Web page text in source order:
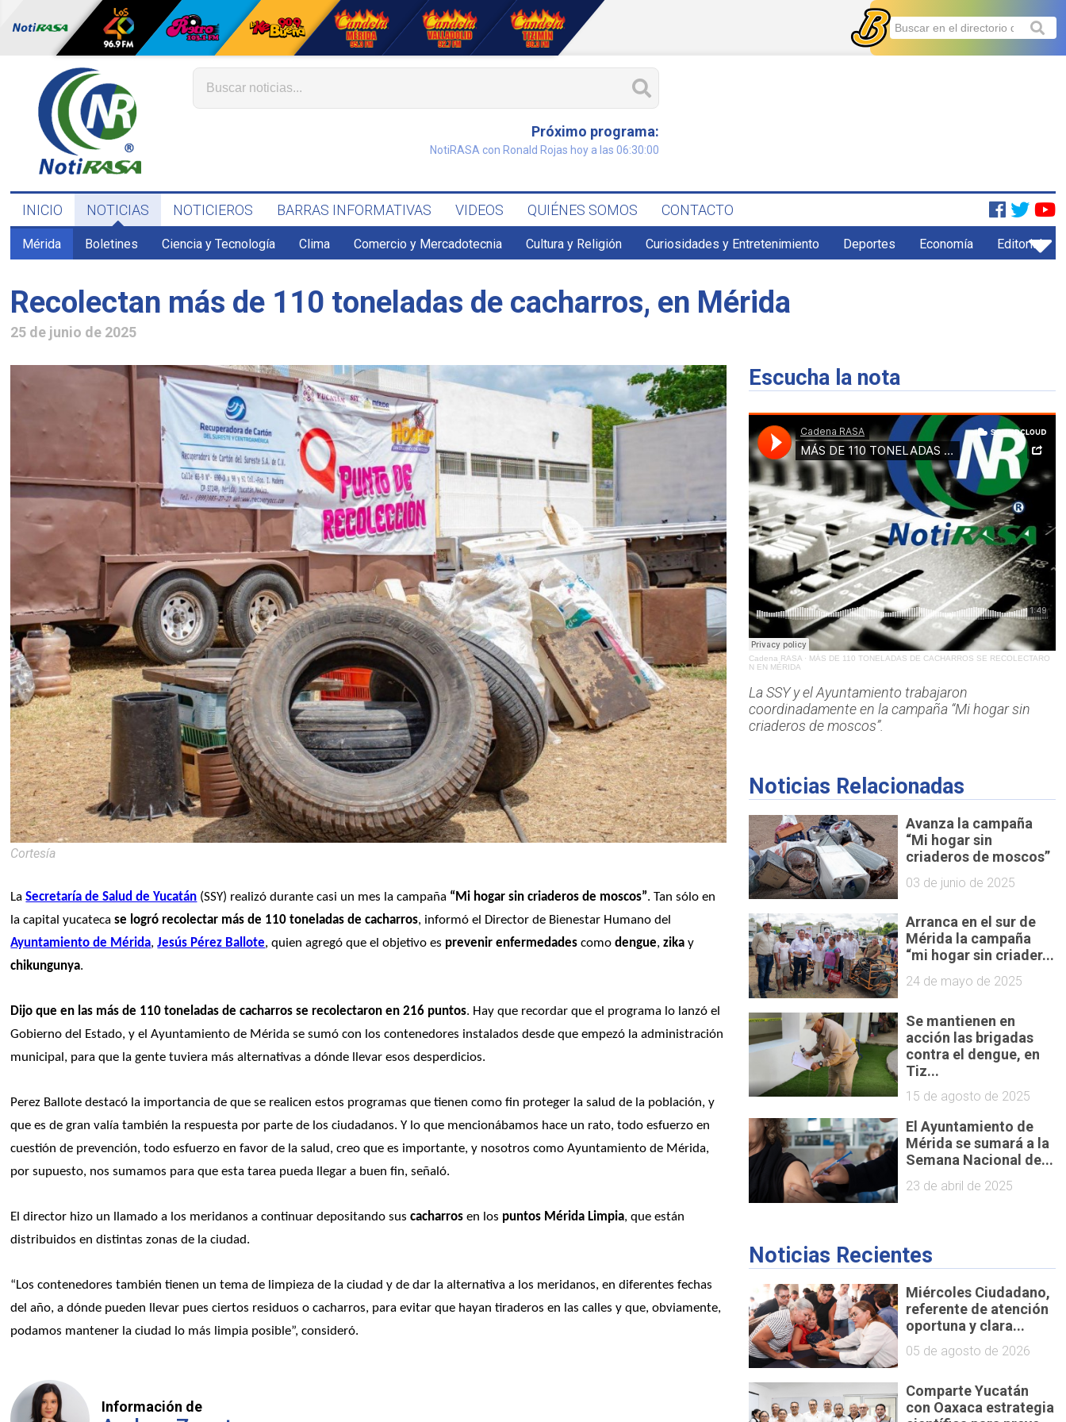
Próximo programa:
NotiRASA con Ronald Rojas hoy a las 06:30:00
INICIO NOTICIAS NOTICIEROS BARRAS INFORMATIVAS VIDEOS QUIÉNES SOMOS CONTACTO
Mérida Boletines Ciencia y Tecnología Clima Comercio y Mercadotecnia Cultura y Religión Curiosidades y Entretenimiento Deportes Economía Editorial
Recolectan más de 110 toneladas de cacharros, en Mérida
25 de junio de 2025
Cortesía
La Secretaría de Salud de Yucatán (SSY) realizó durante casi un mes la campaña “Mi hogar sin criaderos de moscos”. Tan sólo en
la capital yucateca se logró recolectar más de 110 toneladas de cacharros
Ayuntamiento de Mérida, Jesús Pérez Ballote, quien agregó que el objetivo es prevenir enfermedades como dengue, zika
chikungunya.
Dijo que en las más de 110 toneladas de cacharros se recolectaron en 216 puntos. Hay que recordar que el programa lo lanzó el
Gobierno del Estado, y el Ayuntamiento de Mérida se sumó con los contenedores instalados desde que empezó la administración
municipal, para que la gente tuviera más alternativas a dónde llevar esos desperdicios.
Perez Ballote destacó la importancia de que se realicen estos programas que tienen como fin proteger la salud de la población, y
que es de gran valía también la respuesta por parte de los ciudadanos. Y lo que mencionábamos hace un rato, todo esfuerzo en
cuestión de prevención, todo esfuerzo en favor de la salud, creo que es importante, y nosotros como Ayuntamiento de Mérida,
por supuesto, nos sumamos para que esta tarea pueda llegar a buen fin, señaló.
El director hizo un llamado a los meridanos a continuar depositando sus cacharros en los puntos Mérida Limpia, que están
distribuidos en distintas zonas de la ciudad.
“Los contenedores también tienen un tema de limpieza de la ciudad y de dar la alternativa a los meridanos, en diferentes fechas
del año, a dónde pueden llevar pues ciertos residuos o cacharros, para evitar que hayan tiraderos en las calles y que, obviamente,
podamos mantener la ciudad lo más limpia posible”, consideró.
Información de
Escucha la nota
Cadena RASA· MÁS DE 110 TONELADAS DE CACHARROS SE RECOLECTARO
N EN MÉRIDA
La SSY y el Ayuntamiento trabajaron
coordinadamente en la campaña “Mi hogar sin
criaderos de moscos”.
Noticias Relacionadas
Avanza la campaña
“Mi hogar sin
criaderos de moscos”
03 de junio de 2025
Arranca en el sur de
Mérida la campaña
“mi hogar sin criader...
24 de mayo de 2025
Se mantienen en
acción las brigadas
contra el dengue, en
Tiz...
15 de agosto de 2025
El Ayuntamiento de
Mérida se sumará a la
Semana Nacional de...
23 de abril de 2025
Noticias Recientes
Miércoles Ciudadano,
referente de atención
oportuna y clara...
05 de agosto de 2026
Comparte Yucatán
con Oaxaca estrategia